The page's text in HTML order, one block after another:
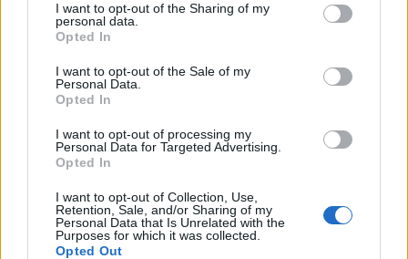
I want to opt-out of the Sharing of my
personal data.
Opted In
I want to opt-out of the Sale of my
Personal Data.
Opted In
I want to opt-out of processing my
Personal Data for Targeted Advertising.
Opted In
I want to opt-out of Collection, Use,
Retention, Sale, and/or Sharing of my
Personal Data that Is Unrelated with the
Purposes for which it was collected.
Opted Out
Több mint száz napja nem láttuk a pályán: mi
lesz Carlos Alcaraz karrierjével?
Carlos Alcaraz saját bevallása szerint ugyan edzésbe állt,
de még mindig kérdéses, láthatjuk-e a szeptemberi US
Openen.